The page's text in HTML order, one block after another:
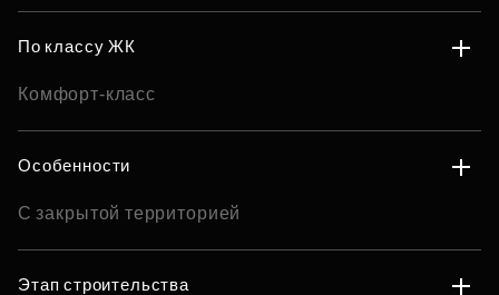
По классу ЖК
Комфорт-класс
Особенности
С закрытой территорией
Этап строительства